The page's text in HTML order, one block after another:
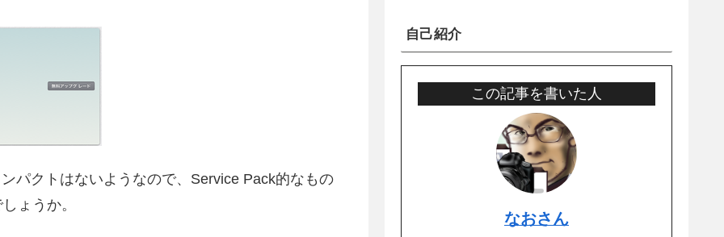
パクトはないようなので、Service Pack的なもの
ょうか。
自己紹介
この記事を書いた人
なおさん